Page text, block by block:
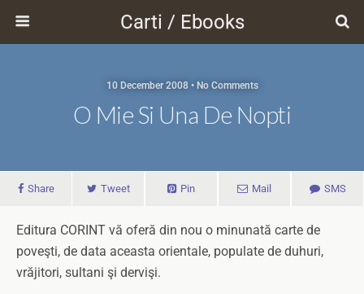
Carti / Ebooks
10 December 2008 • No Comments
O Mie Si Una De Nopti
Share Tweet Pin Mail SMS
Editura CORINT vă oferă din nou o minunată carte de
poveşti, de data aceasta orientale, populate de duhuri,
vrăjitori, sultani şi dervişi.